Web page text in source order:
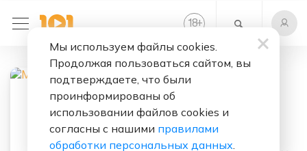
18+
Слушать бесплатно
Номер Один
Исполнитель:
Мы используем файлы cookies.
Продолжая пользоваться сайтом, вы
подтверждаете, что были
проинформированы об
использовании файлов cookies и
согласны с нашими правилами
обработки персональных данных.